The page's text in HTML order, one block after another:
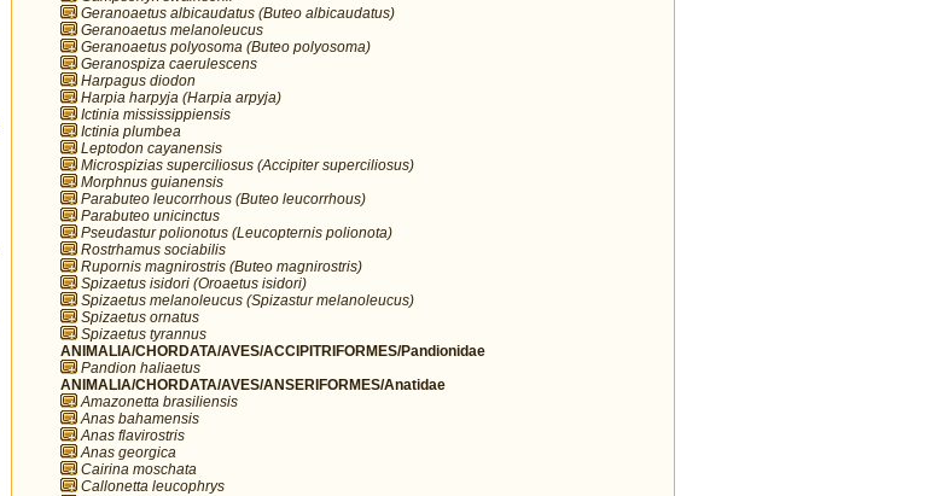
Geranoaetus albicaudatus (Buteo albicaudatus)
Geranoaetus melanoleucus
Geranoaetus polyosoma (Buteo polyosoma)
Geranospiza caerulescens
Harpagus diodon
Harpia harpyja (Harpia arpyja)
Ictinia mississippiensis
Ictinia plumbea
Leptodon cayanensis
Microspizias superciliosus (Accipiter superciliosus)
Morphnus guianensis
Parabuteo leucorrhous (Buteo leucorrhous)
Parabuteo unicinctus
Pseudastur polionotus (Leucopternis polionota)
Rostrhamus sociabilis
Rupornis magnirostris (Buteo magnirostris)
Spizaetus isidori (Oroaetus isidori)
Spizaetus melanoleucus (Spizastur melanoleucus)
Spizaetus ornatus
Spizaetus tyrannus
ANIMALIA/CHORDATA/AVES/ACCIPITRIFORMES/Pandionidae
Pandion haliaetus
ANIMALIA/CHORDATA/AVES/ANSERIFORMES/Anatidae
Amazonetta brasiliensis
Anas bahamensis
Anas flavirostris
Anas georgica
Cairina moschata
Callonetta leucophrys